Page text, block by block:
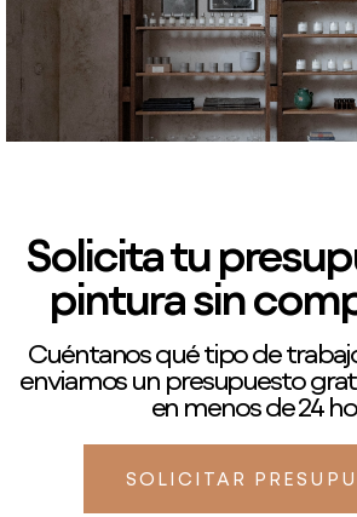
Solicita tu
pintura sin
Cuéntanos qué tipo de
enviamos un presupuesto
en menos de 24
SOLICITAR